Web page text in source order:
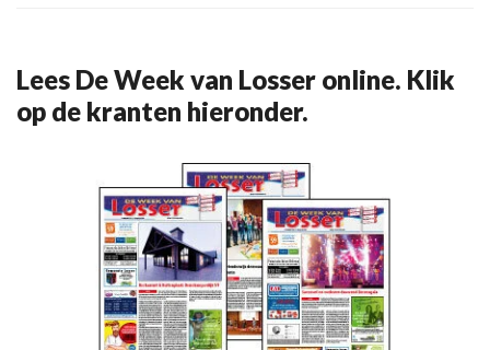
Lees De Week van Losser online. Klik
op de kranten hieronder.